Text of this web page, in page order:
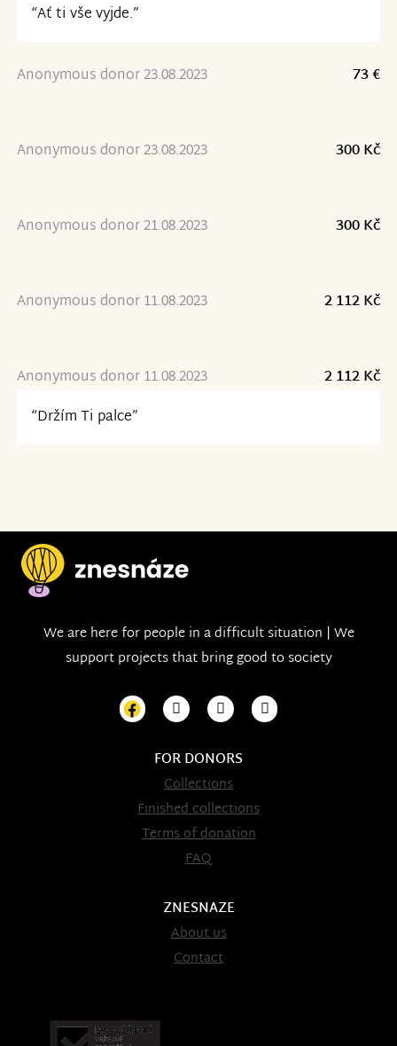
“Ať ti vše vyjde.”
Anonymous donor 23.08.2023 73 €
Anonymous donor 23.08.2023 300 Kč
Anonymous donor 21.08.2023 300 Kč
Anonymous donor 11.08.2023 2 112 Kč
Anonymous donor 11.08.2023
2 112 Kč
“Držím Ti palce”
We are here for people in a difficult situation | We
support projects that bring good to society
FOR DONORS
Collections
Finished collections
Terms of donation
FAQ
ZNESNAZE
About us
Contact